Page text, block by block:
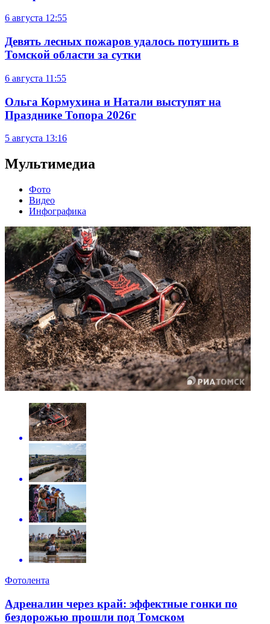
6 августа 12:55
Девять лесных пожаров удалось потушить в
Томской области за сутки
6 августа 11:55
Ольга Кормухина и Натали выступят на
Празднике Топора 2026г
5 августа 13:16
Мультимедиа
Фото
Видео
Инфографика
Фотолента
Адреналин через край: эффектные гонки по
бездорожью прошли под Томском